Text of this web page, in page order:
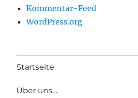
Kommentar-Feed
WordPress.org
Startseite
Über uns…